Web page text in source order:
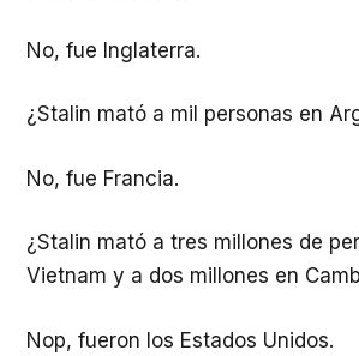
No, fue Inglaterra.
¿Stalin mató a mil personas en
No, fue Francia.
¿Stalin mató a tres millones de
Vietnam y a dos millones en
Nop, fueron los Estados Unidos.